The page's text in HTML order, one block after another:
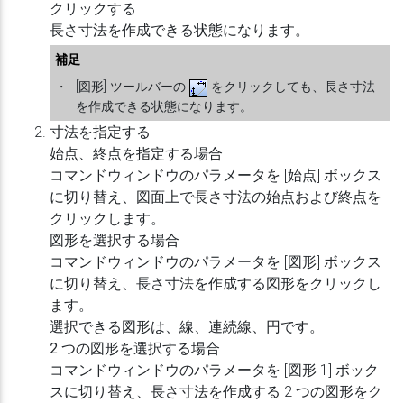
クリックする
長さ寸法を作成できる状態になります。
補足
・
[図形] ツールバーの
をクリックしても、長さ寸法
を作成できる状態になります。
寸法を指定する
始点、終点を指定する場合
コマンドウィンドウのパラメータを [始点] ボックス
に切り替え、図面上で長さ寸法の始点および終点を
クリックします。
図形を選択する場合
コマンドウィンドウのパラメータを [図形] ボックス
に切り替え、長さ寸法を作成する図形をクリックし
ます。
選択できる図形は、線、連続線、円です。
2 つの図形を選択する場合
コマンドウィンドウのパラメータを [図形 1] ボック
スに切り替え、長さ寸法を作成する 2 つの図形をク